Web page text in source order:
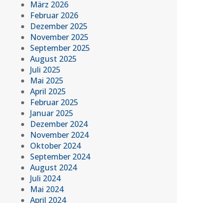
März 2026
Februar 2026
Dezember 2025
November 2025
September 2025
August 2025
Juli 2025
Mai 2025
April 2025
Februar 2025
Januar 2025
Dezember 2024
November 2024
Oktober 2024
September 2024
August 2024
Juli 2024
Mai 2024
April 2024